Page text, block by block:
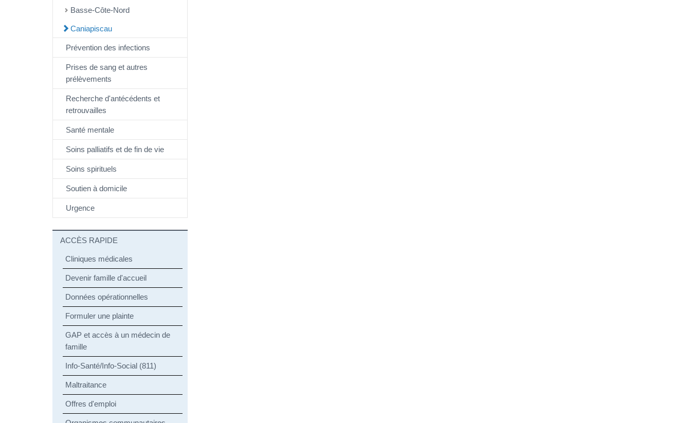
Basse-Côte-Nord
Caniapiscau
Prévention des infections
Prises de sang et autres
prélèvements
Recherche d'antécédents et
retrouvailles
Santé mentale
Soins palliatifs et de fin de vie
Soins spirituels
Soutien à domicile
Urgence
ACCÈS RAPIDE
Cliniques médicales
Devenir famille d'accueil
Données opérationnelles
Formuler une plainte
GAP et accès à un médecin de
famille
Info-Santé/Info-Social (811)
Maltraitance
Offres d'emploi